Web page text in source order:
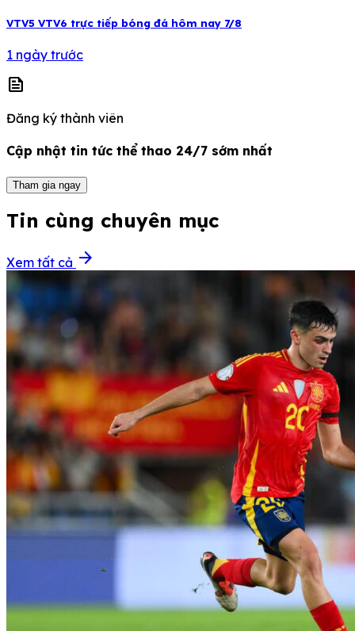
VTV5 VTV6 trực tiếp bóng đá hôm nay 7/8
1 ngày trước
news
Đăng ký thành viên
Cập nhật tin tức thể thao 24/7 sớm nhất
Tham gia ngay
Tin cùng chuyên mục
Xem tất cả arrow_forward